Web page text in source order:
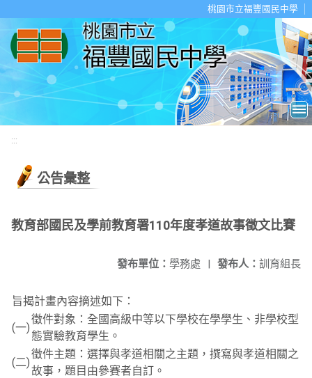
桃園市立福豐國民中學
:::
公告彙整
教育部國民及學前教育署110年度孝道故事徵文比賽
發布人： 訓育組長
發布單位： 學務處 |
旨揭計畫內容摘述如下：
(一)
徵件對象：全國高級中等以下學校在學學生、非學校型
態實驗教育學生。
(二)
徵件主題：選擇與孝道相關之主題，撰寫與孝道相關之
故事，題目由參賽者自訂。